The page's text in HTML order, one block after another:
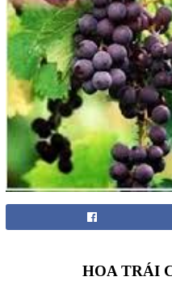
HOA TRÁI